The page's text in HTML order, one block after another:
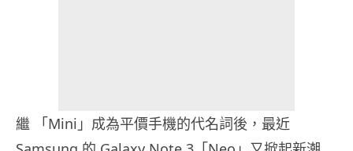
繼 「Mini」成為平價手機的代名詞後，最近